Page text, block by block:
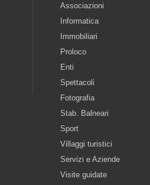
Associazioni
Informatica
Immobiliari
Proloco
Enti
Spettacoli
Fotografia
Stab. Balneari
Sport
Villaggi turistici
Servizi e Aziende
Visite guidate